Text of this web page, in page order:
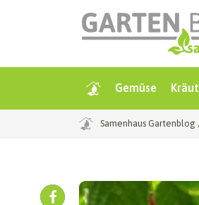
Gemüse
Samenhaus Gartenblog